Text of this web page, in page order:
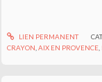
LIEN PERMANENT
CRAYON ,AIX EN PROVENCE